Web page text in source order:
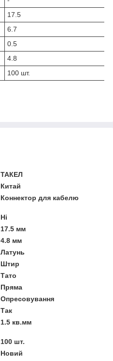
17.5
6.7
0.5
4.8
100 шт.
ТАКЕЛ
Китай
Коннектор для кабелю
Ні
17.5 мм
4.8 мм
Латунь
Штир
Тато
Пряма
Опресовування
Так
1.5 кв.мм
100 шт.
Новий